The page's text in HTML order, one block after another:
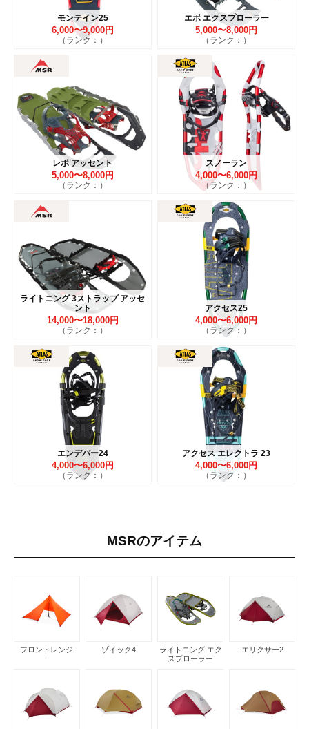
モンテイン25
6,000〜9,000円
（ランク：）
エボ エクスプローラー
5,000〜8,000円
（ランク：）
レボ アッセント
5,000〜8,000円
（ランク：）
スノーラン
4,000〜6,000円
（ランク：）
ライトニング 3ストラップ アッセ
ント
14,000〜18,000円
（ランク：）
アクセス25
4,000〜6,000円
（ランク：）
エンデバー24
4,000〜6,000円
（ランク：）
アクセス エレクトラ 23
4,000〜6,000円
（ランク：）
MSRのアイテム
フロントレンジ ゾイック4
ライトニング エク
スプローラー
エリクサー2